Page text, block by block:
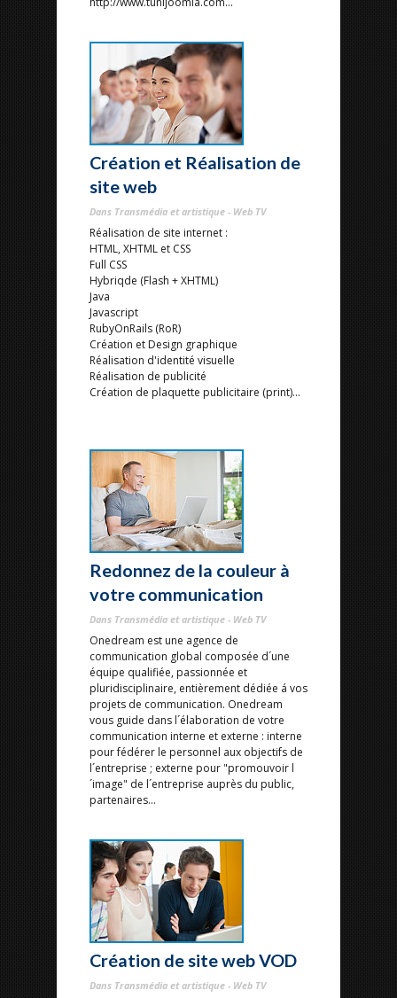
Création et Réalisation de
site web
Dans Transmédia et artistique - Web TV
Réalisation de site internet :
HTML, XHTML et CSS
Full CSS
Hybriqde (Flash + XHTML)
Java
Javascript
RubyOnRails (RoR)
Création et Design graphique
Réalisation d'identité visuelle
Réalisation de publicité
Création de plaquette publicitaire (print)...
Redonnez de la couleur à
votre communication
Dans Transmédia et artistique - Web TV
Onedream est une agence de
communication global composée d´une
équipe qualifiée, passionnée et
pluridisciplinaire, entièrement dédiée á vos
projets de communication. Onedream
vous guide dans l´élaboration de votre
communication interne et externe : interne
pour fédérer le personnel aux objectifs de
l´entreprise ; externe pour "promouvoir l
´image" de l´entreprise auprès du public,
partenaires...
Création de site web VOD
Dans Transmédia et artistique - Web TV